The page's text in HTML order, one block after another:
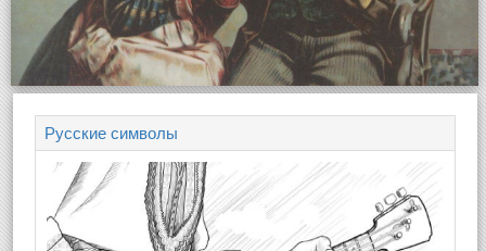
Русские символы